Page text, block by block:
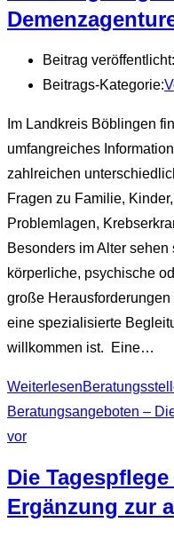
Beitrag veröffentlicht:
Beitrags-Kategorie:
Im Landkreis Böblingen
umfangreiches
zahlreichen
Fragen zu Familie,
Problemlagen,
Besonders im Alter
körperliche, psychische
große
eine spezialisierte
willkommen ist. Eine…
Weiterlesen
Beratungsangeboten –
vor
Die
Ergänzung zur